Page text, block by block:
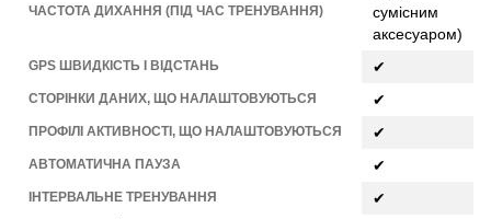
ЧАСТОТА ДИХАННЯ (ПІД ЧАС ТРЕНУВАННЯ)
сумісним
аксесуаром)
GPS ШВИДКІСТЬ І ВІДСТАНЬ ✔
СТОРІНКИ ДАНИХ, ЩО НАЛАШТОВУЮТЬСЯ ✔
ПРОФІЛІ АКТИВНОСТІ, ЩО НАЛАШТОВУЮТЬСЯ ✔
АВТОМАТИЧНА ПАУЗА ✔
ІНТЕРВАЛЬНЕ ТРЕНУВАННЯ ✔